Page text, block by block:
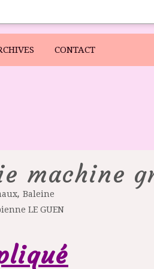
CONTACT
machine
, Baleine
LE GUEN